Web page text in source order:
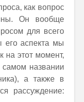
как вопрос
Он вообще
для всего
его аспекта мы
на этот момент,
самом названии
а также в
рассуждение: